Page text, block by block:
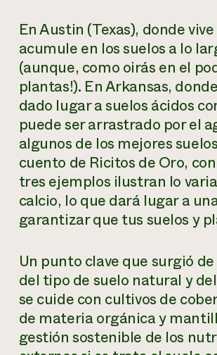
En Austin (Texas), donde
acumule en los suelos a lo
(aunque, como oirás en el
plantas!). En Arkansas,
dado lugar a suelos ácidos
puede ser arrastrado por el
algunos de los mejores
cuento de Ricitos de Oro,
tres ejemplos ilustran lo
calcio, lo que dará lugar a
garantizar que tus suelos y
Un punto clave que surgió
del tipo de suelo natural y
se cuide con cultivos de
de materia orgánica y
gestión sostenible de los